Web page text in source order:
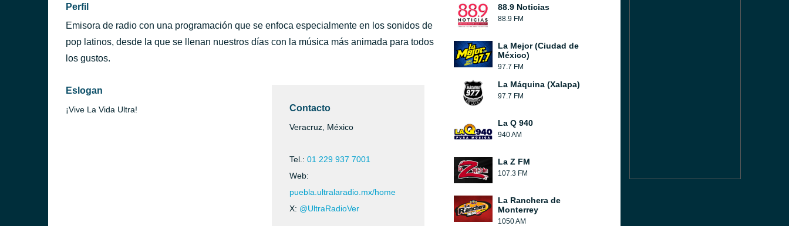
Perfil
Emisora de radio con una programación que se enfoca especialmente en los sonidos de
pop latinos, desde la que se llenan nuestros días con la música más animada para todos
los gustos.
Eslogan
¡Vive La Vida Ultra! Contacto
Veracruz, México
Tel.: 01 229 937 7001
Web:
puebla.ultralaradio.mx/home
X: @UltraRadioVer
88.9 Noticias
88.9 FM
La Mejor (Ciudad de
México)
97.7 FM
La Máquina (Xalapa)
97.7 FM
La Q 940
940 AM
La Z FM
107.3 FM
La Ranchera de
Monterrey
1050 AM